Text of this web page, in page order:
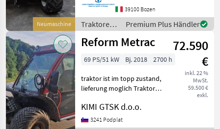
Neumaschine
Höchstgeschwindigkeit in
km/h: 40 km/h, Abgasstufe:
-/Stage V
39100 Bozen
Traktoren /
Reform
Premium Plus Händler
Reform Metrac
72.590
€
inkl. 22 %
MwSt.
59.500 €
exkl.
69 PS/51 kW Bj. 2018 2700 h
traktor ist im topp zustand,
lieferung moglich Traktoren
KIMI GTSK d.o.o.
3241 Podplat